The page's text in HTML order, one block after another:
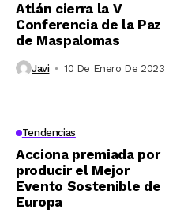
Atlán cierra la V
Conferencia de la Paz
de Maspalomas
Javi 10 De Enero De 2023
Tendencias
Acciona premiada por
producir el Mejor
Evento Sostenible de
Europa